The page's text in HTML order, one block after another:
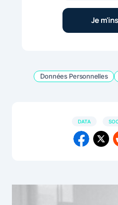
Données Personnelles
DATA